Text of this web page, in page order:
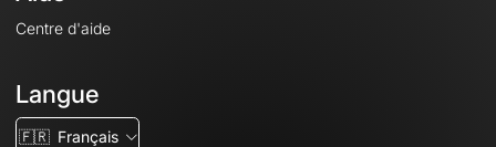
Centre d'aide
Langue
🇫🇷 Français